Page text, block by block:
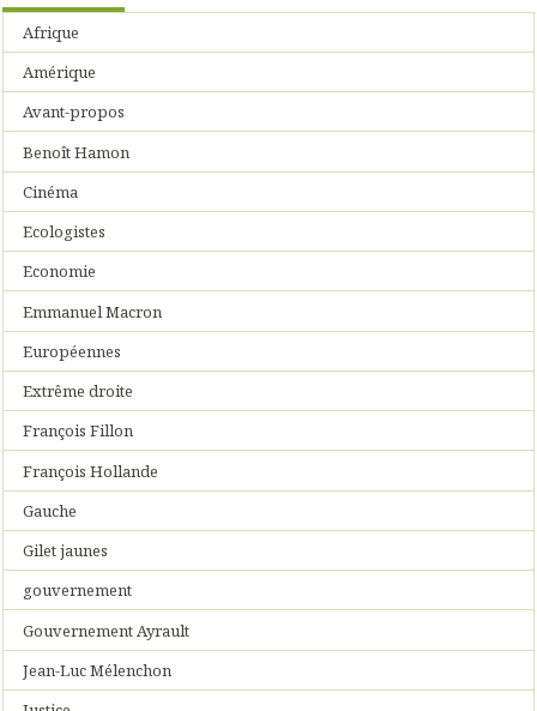
Afrique
Amérique
Avant-propos
Benoît Hamon
Cinéma
Ecologistes
Economie
Emmanuel Macron
Européennes
Extrême droite
François Fillon
François Hollande
Gauche
Gilet jaunes
gouvernement
Gouvernement Ayrault
Jean-Luc Mélenchon